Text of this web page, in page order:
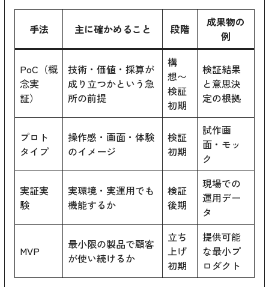
手法 主に確かめること 段階
成果物の
例
PoC（概
念実
証）
技術・価値・採算が
成り立つかという急
所の前提
構
想〜
検証
初期
検証結果
と意思決
定の根拠
プロト
タイプ
操作感・画面・体験
のイメージ
検証
初期
試作画
面・モッ
ク
実証実
験
実環境・実運用でも
機能するか
検証
後期
現場での
運用デー
タ
MVP
最小限の製品で顧客
が使い続けるか
立ち
上げ
初期
提供可能
な最小プ
ロダクト